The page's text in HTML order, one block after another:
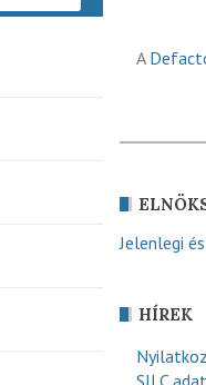
A
Jelenlegi
HÍREK
SILC